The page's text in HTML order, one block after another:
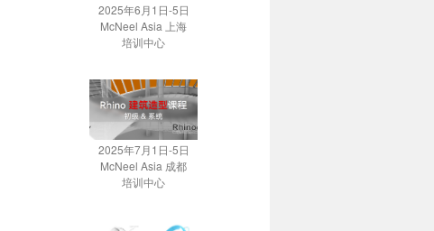
2025年6月1日-5日
McNeel Asia 上海
培训中心
2025年7月1日-5日
McNeel Asia 成都
培训中心